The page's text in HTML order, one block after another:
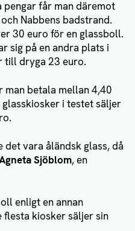
pengar får man däremot
Nabbens badstrand.
30 euro för en glassboll.
sig på en andra plats i
till dryga 23 euro.
man betala mellan 4,40
i testet säljer
vara åländsk glass, då
Sjöblom, en
enligt en annan
flesta kiosker säljer sin